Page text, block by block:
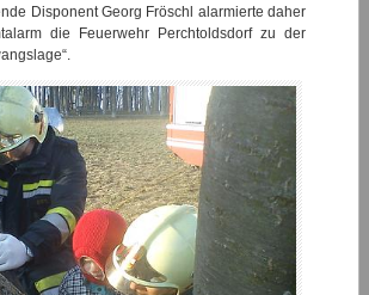
Disponent Georg Fröschl alarmierte daher
die Feuerwehr Perchtoldsdorf zu der